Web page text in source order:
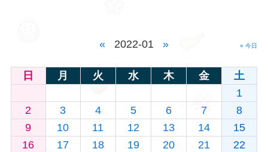
« 2022-01 » » 今日
日 月 火 水 木 金
土
1
2
3 4 5 6 7
8
9
10 11 12 13 14
15
16
17 18 19 20 21
22